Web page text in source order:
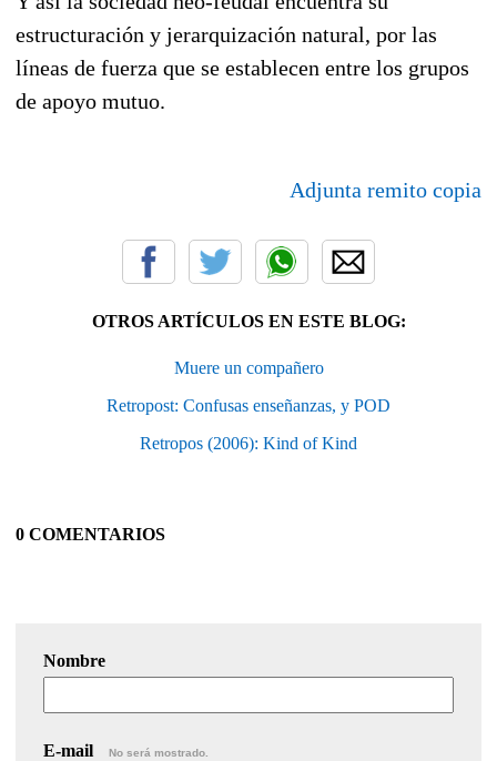
estructuración y jerarquización natural, por las
líneas de fuerza que se establecen entre los grupos
de apoyo mutuo.
Adjunta remito copia
OTROS ARTÍCULOS EN ESTE BLOG:
Muere un compañero
Retropost: Confusas enseñanzas, y POD
Retropos (2006): Kind of Kind
0 COMENTARIOS
Nombre
E-mail No será mostrado.